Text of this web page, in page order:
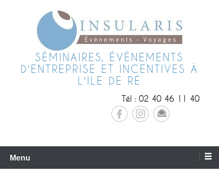
SÉMINAIRES, ÉVÉNEMENTS
D'ENTREPRISE ET INCENTIVES À
L'ILE DE RÉ
Tél : 02 40 46 11 40
Menu